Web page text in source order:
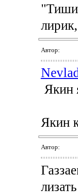
Автор:
Якин
Якин
Автор: